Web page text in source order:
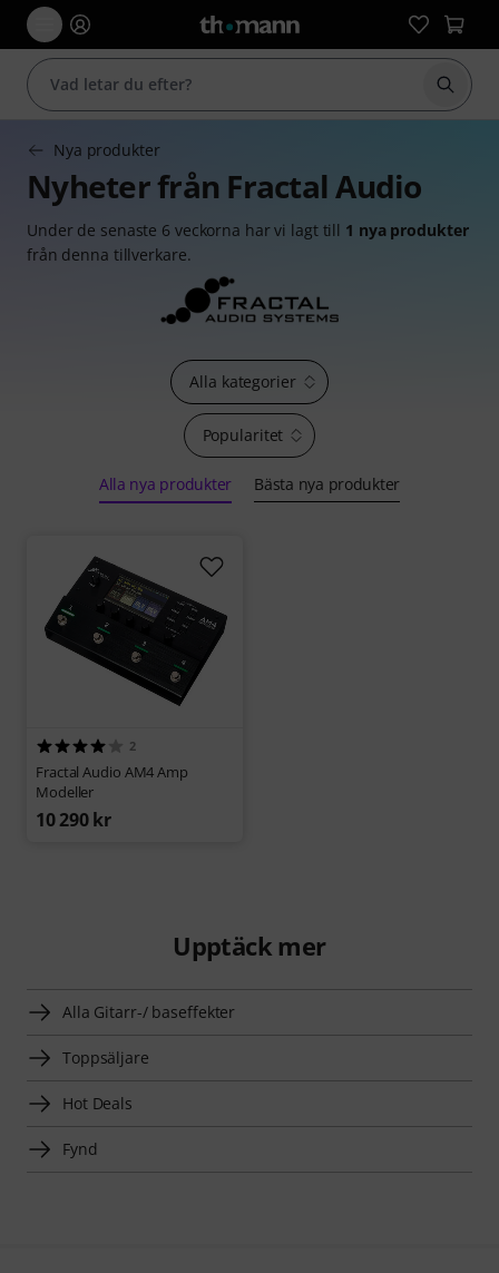
Börja
Nya produkter
Nyheter från Fractal Audio
Under de senaste 6 veckorna har vi lagt till 1 nya produkter
från denna tillverkare.
Popularitet
Alla kategorier
Alla nya produkter Bästa nya produkter
2
Fractal Audio AM4 Amp
Modeller
10 290 kr
Upptäck mer
Alla Gitarr-/ baseffekter
Toppsäljare
Hot Deals
Fynd